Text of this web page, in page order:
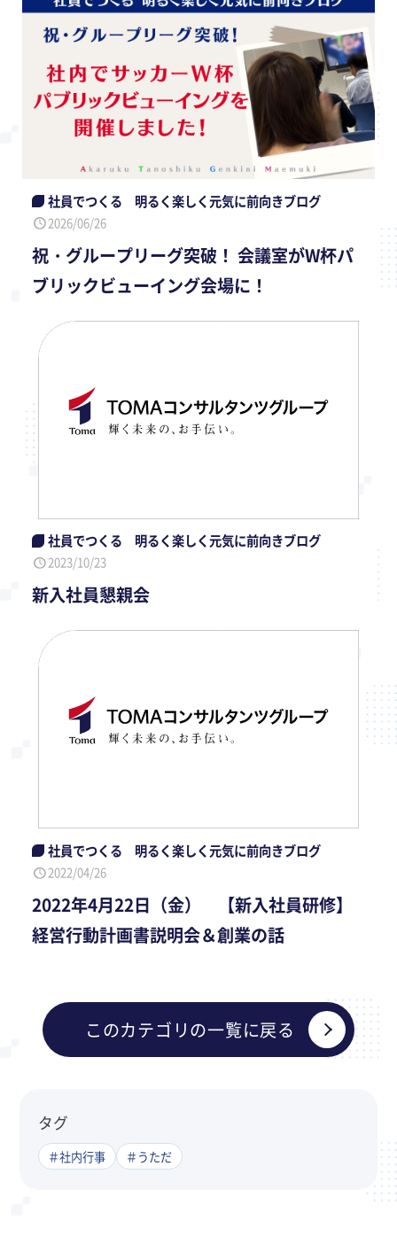
社員でつくる 明るく楽しく元気に前向きブログ
2026/06/26
祝・グループリーグ突破！ 会議室がW杯パ
ブリックビューイング会場に！
社員でつくる 明るく楽しく元気に前向きブログ
2023/10/23
新入社員懇親会
社員でつくる 明るく楽しく元気に前向きブログ
2022/04/26
2022年4月22日（金） 【新入社員研修】
経営行動計画書説明会＆創業の話
このカテゴリの一覧に戻る
タグ
＃社内行事 ＃うただ